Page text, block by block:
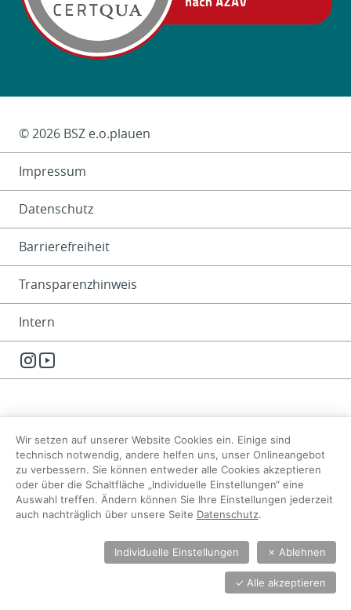
Das Kleingedruckte
© 2026 BSZ e.o.plauen
Impressum
Datenschutz
Barrierefreiheit
Transparenzhinweis
Intern
Instagram
Wir setzen auf unserer Website Cookies ein. Einige sind
technisch notwendig, andere helfen uns, unser Onlineangebot
zu verbessern. Sie können entweder alle Cookies akzeptieren
oder über die Schaltfläche „Individuelle Einstellungen“ eine
Auswahl treffen. Ändern können Sie Ihre Einstellungen jederzeit
auch nachträglich über unsere Seite Datenschutz.
✓ Alle akzeptieren
Individuelle Einstellungen ✗ Ablehnen